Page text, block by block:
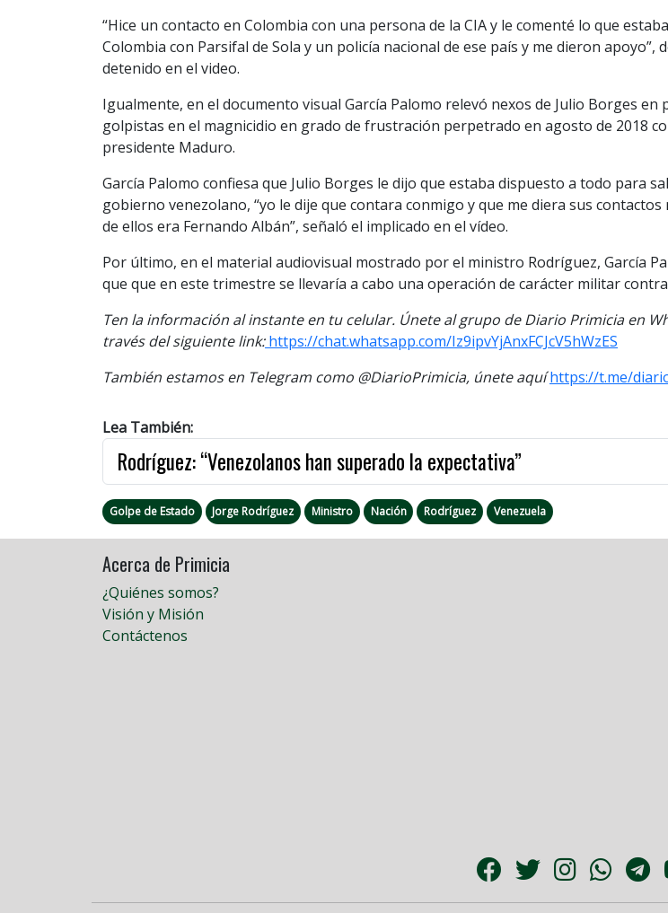
“Hice un contacto en Colombia con una persona de la CIA y le comenté lo que
Colombia con Parsifal de Sola y un policía nacional de ese país y me dieron apoyo”,
detenido en el video.
Igualmente, en el documento visual García Palomo relevó nexos de Julio Borges en
golpistas en el magnicidio en grado de frustración perpetrado en agosto de 2018
presidente Maduro.
García Palomo confiesa que Julio Borges le dijo que estaba dispuesto a todo para
gobierno venezolano, “yo le dije que contara conmigo y que me diera sus
de ellos era Fernando Albán”, señaló el implicado en el vídeo.
Por último, en el material audiovisual mostrado por el ministro Rodríguez, García
que que en este trimestre se llevaría a cabo una operación de carácter militar
Ten la información al instante en tu celular. Únete al grupo de Diario Primicia en
través del siguiente link:https://chat.whatsapp.com/Iz9ipvYjAnxFCJcV5hWzES
También estamos en Telegram como @DiarioPrimicia, únete aquí https://t.me/
Lea También:
Rodríguez: “Venezolanos han superado la expectativa”
Golpe de Estado Jorge Rodríguez Ministro Nación Rodríguez Venezuela
Acerca de Primicia
¿Quiénes somos?
Visión y Misión
Contáctenos